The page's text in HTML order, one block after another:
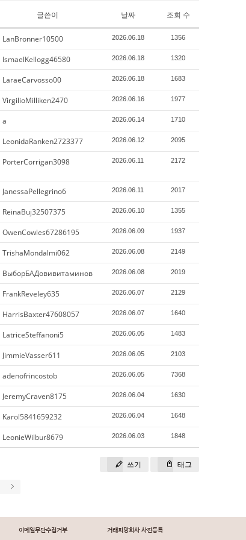
글쓴이 날짜 조회 수
LanBronner10500 2026.06.18 1356
IsmaelKellogg46580 2026.06.18 1320
LaraeCarvosso00 2026.06.18 1683
VirgilioMilliken2470 2026.06.16 1977
a 2026.06.14 1710
LeonidaRanken2723377 2026.06.12 2095
PorterCorrigan3098 2026.06.11 2172
JanessaPellegrino6 2026.06.11 2017
ReinaBuj32507375 2026.06.10 1355
OwenCowles67286195 2026.06.09 1937
TrishaMondalmi062 2026.06.08 2149
ВыборБАДовивитаминов 2026.06.08 2019
FrankReveley635 2026.06.07 2129
HarrisBaxter47608057 2026.06.07 1640
LatriceSteffanoni5 2026.06.05 1483
JimmieVasser611 2026.06.05 2103
adenofrincostob 2026.06.05 7368
JeremyCraven8175 2026.06.04 1630
Karol5841659232 2026.06.04 1648
LeonieWilbur8679 2026.06.03 1848
쓰기 태그
이메일무단수집거부 거래희망회사 사전등록